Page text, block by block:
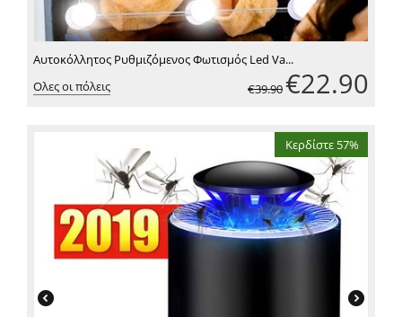
Αυτοκόλλητος Ρυθμιζόμενος Φωτισμός Led Va...
Ολες οι πόλεις
€39.90 €22.90
Κερδίστε 57%